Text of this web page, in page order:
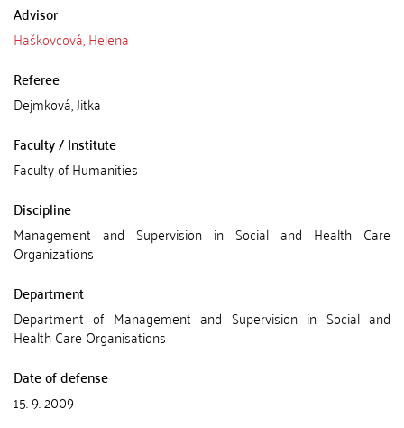
Advisor
Haškovcová, Helena
Referee
Dejmková, Jitka
Faculty / Institute
Faculty of Humanities
Discipline
Management and Supervision in Social and Health Care
Organizations
Department
Department of Management and Supervision in Social and
Health Care Organisations
Date of defense
15. 9. 2009